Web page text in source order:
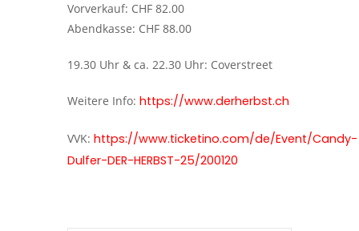
Vorverkauf: CHF 82.00
Abendkasse: CHF 88.00
19.30 Uhr & ca. 22.30 Uhr: Coverstreet
Weitere Info: https://www.derherbst.ch
VVK: https://www.ticketino.com/de/Event/Candy-
Dulfer-DER-HERBST-25/200120